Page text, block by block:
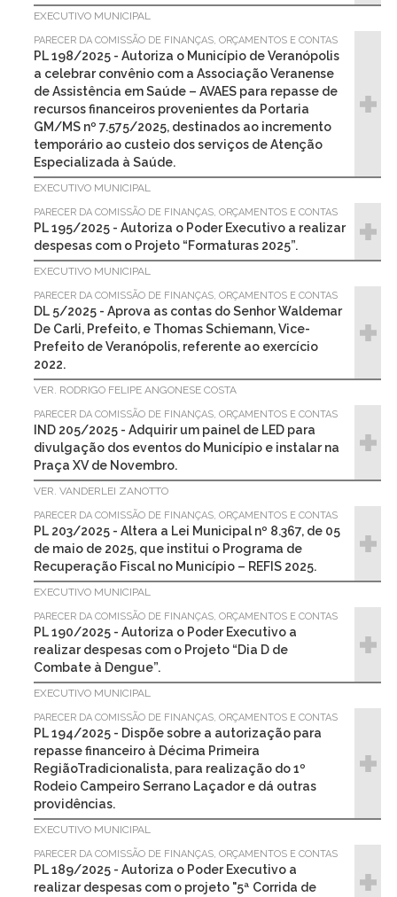
EXECUTIVO MUNICIPAL
PARECER DA COMISSÃO DE FINANÇAS, ORÇAMENTOS E CONTAS
PL 198/2025 - Autoriza o Município de Veranópolis
a celebrar convênio com a Associação Veranense
de Assistência em Saúde – AVAES para repasse de
recursos financeiros provenientes da Portaria
GM/MS nº 7.575/2025, destinados ao incremento
temporário ao custeio dos serviços de Atenção
Especializada à Saúde.
EXECUTIVO MUNICIPAL
PARECER DA COMISSÃO DE FINANÇAS, ORÇAMENTOS E CONTAS
PL 195/2025 - Autoriza o Poder Executivo a realizar
despesas com o Projeto “Formaturas 2025”.
EXECUTIVO MUNICIPAL
PARECER DA COMISSÃO DE FINANÇAS, ORÇAMENTOS E CONTAS
DL 5/2025 - Aprova as contas do Senhor Waldemar
De Carli, Prefeito, e Thomas Schiemann, Vice-
Prefeito de Veranópolis, referente ao exercício
2022.
VER. RODRIGO FELIPE ANGONESE COSTA
PARECER DA COMISSÃO DE FINANÇAS, ORÇAMENTOS E CONTAS
IND 205/2025 - Adquirir um painel de LED para
divulgação dos eventos do Município e instalar na
Praça XV de Novembro.
VER. VANDERLEI ZANOTTO
PARECER DA COMISSÃO DE FINANÇAS, ORÇAMENTOS E CONTAS
PL 203/2025 - Altera a Lei Municipal nº 8.367, de 05
de maio de 2025, que institui o Programa de
Recuperação Fiscal no Município – REFIS 2025.
EXECUTIVO MUNICIPAL
PARECER DA COMISSÃO DE FINANÇAS, ORÇAMENTOS E CONTAS
PL 190/2025 - Autoriza o Poder Executivo a
realizar despesas com o Projeto “Dia D de
Combate à Dengue”.
EXECUTIVO MUNICIPAL
PARECER DA COMISSÃO DE FINANÇAS, ORÇAMENTOS E CONTAS
PL 194/2025 - Dispõe sobre a autorização para
repasse financeiro à Décima Primeira
RegiãoTradicionalista, para realização do 1º
Rodeio Campeiro Serrano Laçador e dá outras
providências.
EXECUTIVO MUNICIPAL
PARECER DA COMISSÃO DE FINANÇAS, ORÇAMENTOS E CONTAS
PL 189/2025 - Autoriza o Poder Executivo a
realizar despesas com o projeto "5ª Corrida de